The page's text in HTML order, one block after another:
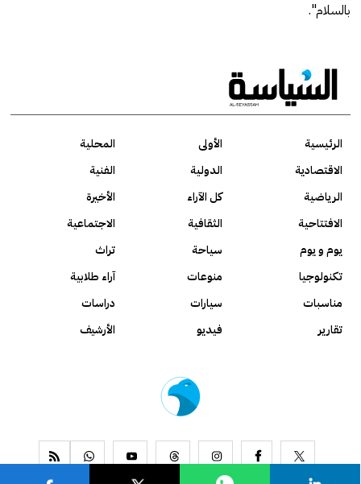
بالسلام".
الرئيسية الأولى
المحلية
الاقتصادية
الدولية
الفنية
الرياضية
كل الآراء
الأخيرة
الافتتاحية
الثقافية
الاجتماعية
يوم و يوم
سياحة
تراث
تكنولوجيا
منوعات
آراء طلابية
مناسبات
سيارات
دراسات
تقارير
فيديو الأرشيف